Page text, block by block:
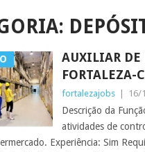
AUXILIAR DE
FORTALEZA-
fortalezajobs 16/
Descrição da
atividades de
Experiência: Sim